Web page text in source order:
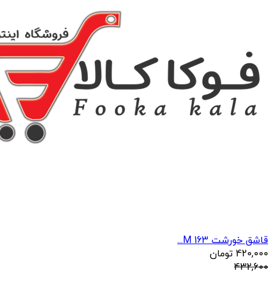
قاشق خورشت 163 M...
420,000 تومان
432,600